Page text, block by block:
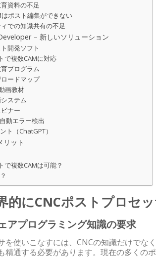
資料の不足
はポスト編集ができない
での知識共有の不足
– 新しいソリューション
開発ソフト
で複数CAMに対応
プログラム
ードマップ
画教材
ステム
ナー
動エラー検出
ト（ChatGPT）
リット
で複数CAMは可能？
的にCNCポストプロセ
アプログラミング知識の要求
を使いこなすには、CNCの知識だけでな
精通する必要があります。現在の多くの